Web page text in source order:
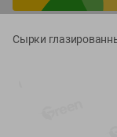
Сырки